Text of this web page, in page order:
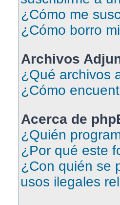
¿Cómo me
¿Cómo borro
Archivos
¿Qué archivos
¿Cómo
Acerca de
¿Quién
¿Por qué este
¿Con quién se
usos ilegales